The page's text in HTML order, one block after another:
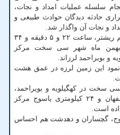
سلسله عملیات امداد و نجات،
حادثه دیدگان حوادث طبیعی و
و نجات آن واگذار شد.
زمین لرزه ای به بزرگی۵.۶ دهم ریشتر، ساعت ۲۲ و ۵ دقیقه و ۳۴
روز روز چهارشنبه ۲۹ بهمن ماه شهر سی سخت مرکز
و بویراحمد لرزاند.
نمود این زمین لرزه در عمق هشت
۱۰ کیلومتری سی سخت در کهگیلویه و بویراحمد،
۱۹کیلومتری کمه در استان اصفهان و ۲۴ کیلومتری یاسوج مرکز
است.
گچساران و دهدشت هم احساس